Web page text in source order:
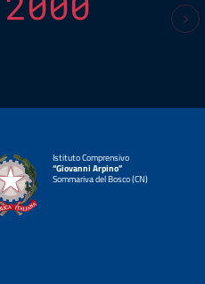
Istituto Comprensivo
“Giovanni Arpino”
Sommariva del Bosco (CN)